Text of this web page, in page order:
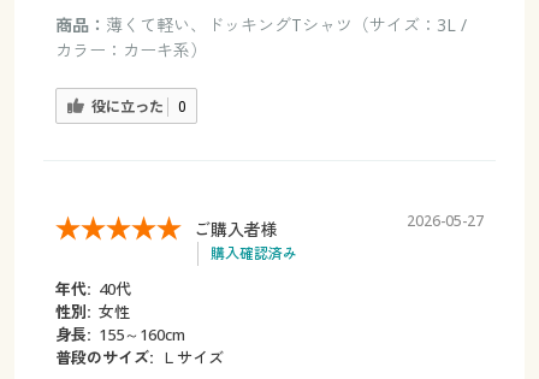
商品： 薄くて軽い、ドッキングTシャツ（サイズ：3L /
カラー：カーキ系）
役に立った 0
ご購入者様
購入確認済み
2026-05-27
年代: 40代
性別: 女性
身長: 155～160cm
普段のサイズ: Ｌサイズ